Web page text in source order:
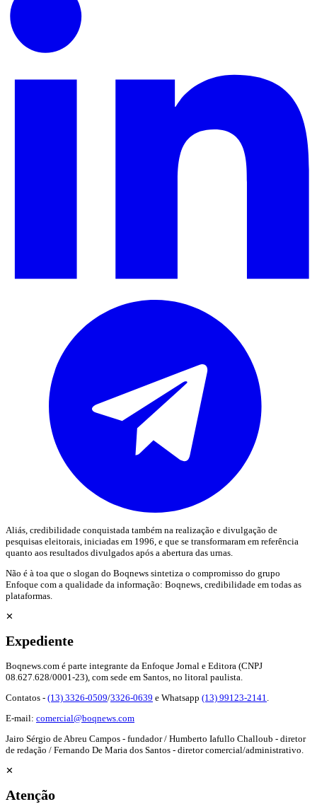
Aliás, credibilidade conquistada também na realização e divulgação de
pesquisas eleitorais, iniciadas em 1996, e que se transformaram em referência
quanto aos resultados divulgados após a abertura das urnas.
Não é à toa que o slogan do Boqnews sintetiza o compromisso do grupo
Enfoque com a qualidade da informação: Boqnews, credibilidade em todas as
plataformas.
✕
Expediente
Boqnews.com é parte integrante da Enfoque Jornal e Editora (CNPJ
08.627.628/0001-23), com sede em Santos, no litoral paulista.
Contatos - (13) 3326-0509/3326-0639 e Whatsapp (13) 99123-2141
E-mail: comercial@boqnews.com
Jairo Sérgio de Abreu Campos - fundador / Humberto Iafullo Challoub - diretor
de redação / Fernando De Maria dos Santos - diretor comercial/administrativo.
✕
Atenção